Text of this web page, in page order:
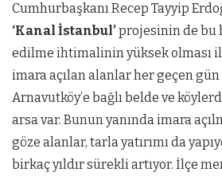
Cumhurbaşkanı Recep Tayyip
‘Kanal İstanbul’projesinin de bu
edilme ihtimalinin yüksek olması
imara açılan alanlar her geçen gün
Arnavutköy’e bağlı belde ve
arsa var. Bunun yanında imara
göze alanlar, tarla yatırımı da
birkaç yıldır sürekli artıyor. İlçe